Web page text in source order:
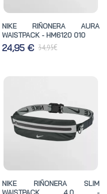
NIKE RIÑONERA AURA
WAISTPACK - HM6120 010
24,95 € 34,95€
NIKE RIÑONERA SLIM